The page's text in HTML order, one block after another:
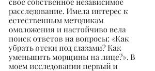
расследование. Имела интерес к
естественным методикам
омоложения и настойчиво вела
поиск ответов на вопросы: «Как
убрать отеки под глазами? Как
уменьшить морщины на лице?». В
моем исследовании первый и